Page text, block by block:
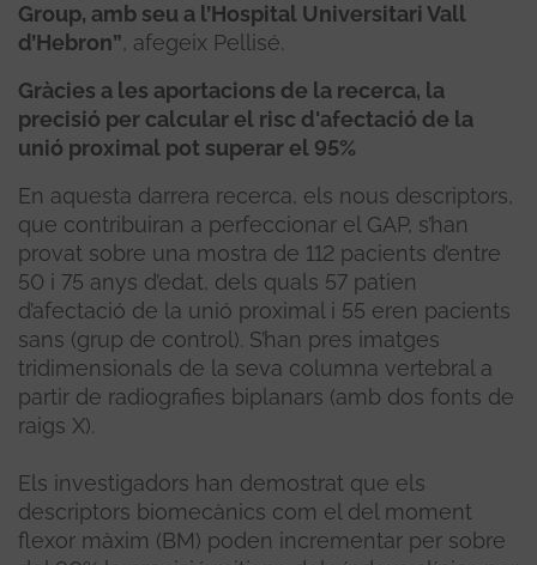
Group, amb seu a l’Hospital Universitari Vall
d’Hebron”, afegeix Pellisé.
Gràcies a les aportacions de la recerca, la
precisió per calcular el risc d'afectació de la
unió proximal pot superar el 95%
En aquesta darrera recerca, els nous descriptors,
que contribuiran a perfeccionar el GAP, s’han
provat sobre una mostra de 112 pacients d’entre
50 i 75 anys d’edat, dels quals 57 patien
d’afectació de la unió proximal i 55 eren pacients
sans (grup de control). S’han pres imatges
tridimensionals de la seva columna vertebral a
partir de radiografies biplanars (amb dos fonts de
raigs X).
Els investigadors han demostrat que els
descriptors biomecànics com el del moment
flexor màxim (BM) poden incrementar per sobre